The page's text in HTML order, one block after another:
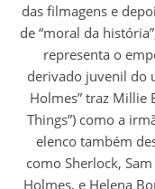
das filmagens e
de “moral da
representa o
derivado juvenil do
Holmes” traz Millie
Things”) como a
elenco também
como Sherlock,
Holmes, e Helena